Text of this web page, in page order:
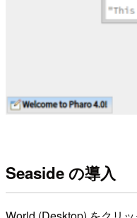
Seaside の導入